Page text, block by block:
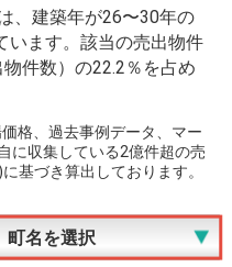
、建築年が26〜30年の
います。該当の売出物件
件数）の22.2％を占め
格、過去事例データ、マー
に収集している2億件超の売
基づき算出しております。